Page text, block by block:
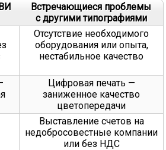
Встречающиеся проблемы
с другими типографиями
Отсутствие необходимого
оборудования или опыта,
нестабильное качество
Цифровая печать —
заниженное качество
цветопередачи
Выставление счетов на
недобросовестные компании
или без НДС